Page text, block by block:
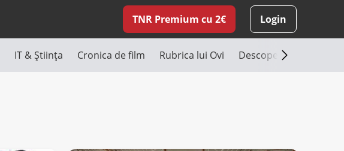
TNR Premium cu 2€ Login
IT & Știința Cronica de film Rubrica lui Ovi Descoperă România